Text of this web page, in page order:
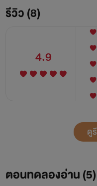
ขึ้นด้วยความตกใจเมื่อโดน
ลงบนเตียง หัวใจดวงน้อยเ
ขนหนูถูกกระชากออกไปด้
ร่างเปลือยเปล่า "เรื่องนั้น
รีวิว (8)
4.9
ดู
ตอนทดลองอ่าน (5)